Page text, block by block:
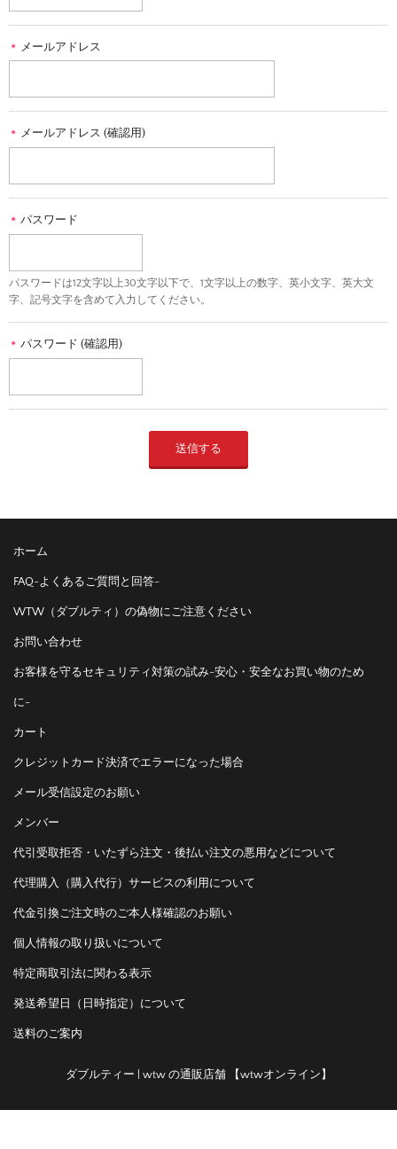
＊ メールアドレス
＊ メールアドレス (確認用)
＊ パスワード
パスワードは12文字以上30文字以下で、1文字以上の数字、英小文字、英大文
字、記号文字を含めて入力してください。
＊ パスワード (確認用)
ホーム
FAQ-よくあるご質問と回答-
WTW（ダブルティ）の偽物にご注意ください
お問い合わせ
お客様を守るセキュリティ対策の試み-安心・安全なお買い物のため
に-
カート
クレジットカード決済でエラーになった場合
メール受信設定のお願い
メンバー
代引受取拒否・いたずら注文・後払い注文の悪用などについて
代理購入（購入代行）サービスの利用について
代金引換ご注文時のご本人様確認のお願い
個人情報の取り扱いについて
特定商取引法に関わる表示
発送希望日（日時指定）について
送料のご案内
ダブルティー | wtw の通販店舗 【wtwオンライン】